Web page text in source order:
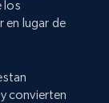
los
en lugar de
convierten